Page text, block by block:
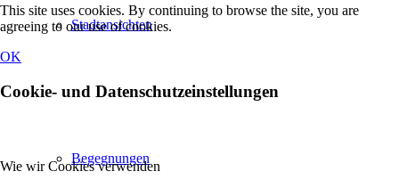
Stadtansichten
Begegnungen
This site uses cookies. By continuing to browse the site, you are
agreeing to our use of cookies.
OK
Cookie- und Datenschutzeinstellungen
Wie wir Cookies verwenden